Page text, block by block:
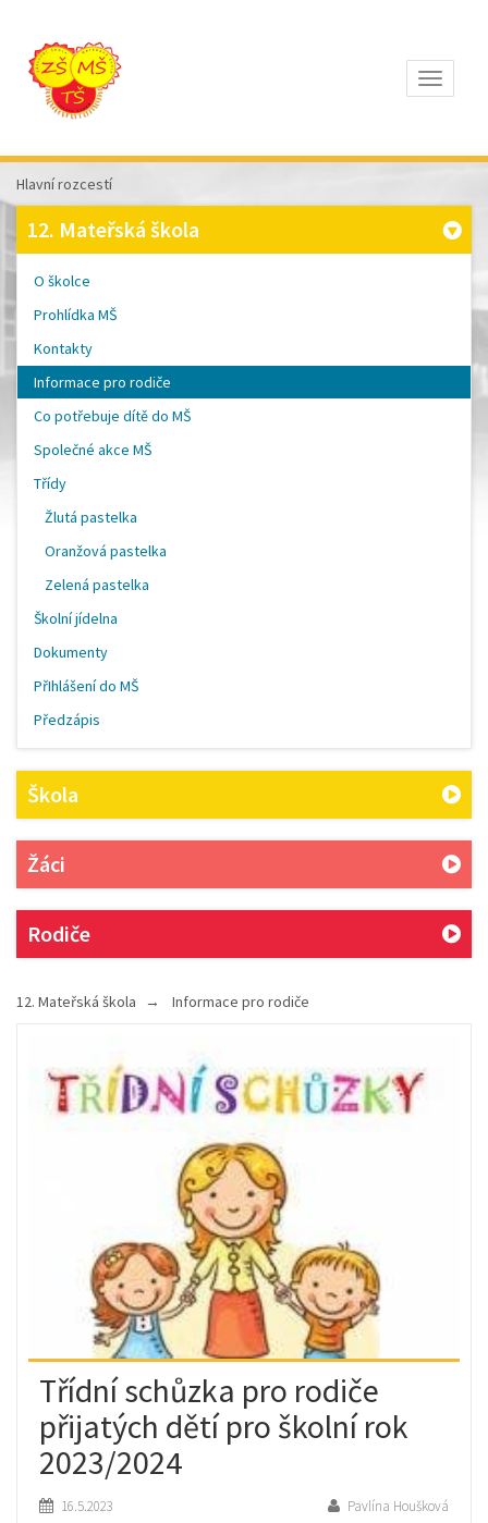
ZÁKLADNÍ
ŠKOLA
TOMÁŠE
ŠOBRA
A
M ATEŘSKÁ
PÍSEK
Hlavní rozcestí
12. Mateřská škola
O školce
Prohlídka MŠ
Kontakty
Informace pro rodiče
Co potřebuje dítě do MŠ
Společné akce MŠ
Třídy
Žlutá pastelka
Oranžová pastelka
Zelená pastelka
Školní jídelna
Dokumenty
PřIhlášení do MŠ
Předzápis
Škola
Žáci
Rodiče
12. Mateřská škola Informace pro rodiče
Třídní schůzka pro rodiče
přijatých dětí pro školní rok
2023/2024
Pavlína Houšková
16.5.2023